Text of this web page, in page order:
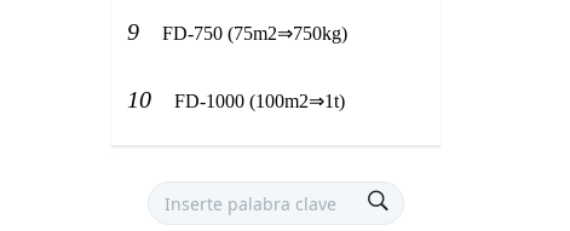
9 FD-750 (75m2⇒750kg)
10 FD-1000 (100m2⇒1t)